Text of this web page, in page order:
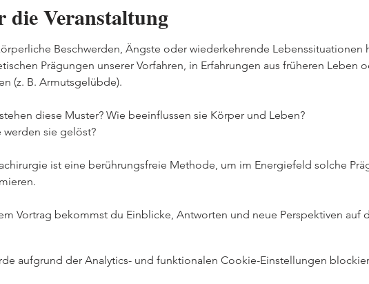
die Veranstaltung
Beschwerden, Ängste oder wiederkehrende Lebenssituationen
Prägungen unserer Vorfahren, in Erfahrungen aus früheren Leben
(z. B. Armutsgelübde).
diese Muster? Wie beeinflussen sie Körper und Leben?
werden sie gelöst?
ist eine berührungsfreie Methode, um im Energiefeld solche
Vortrag bekommst du Einblicke, Antworten und neue Perspektiven auf
aufgrund der Analytics- und funktionalen Cookie-Einstellungen